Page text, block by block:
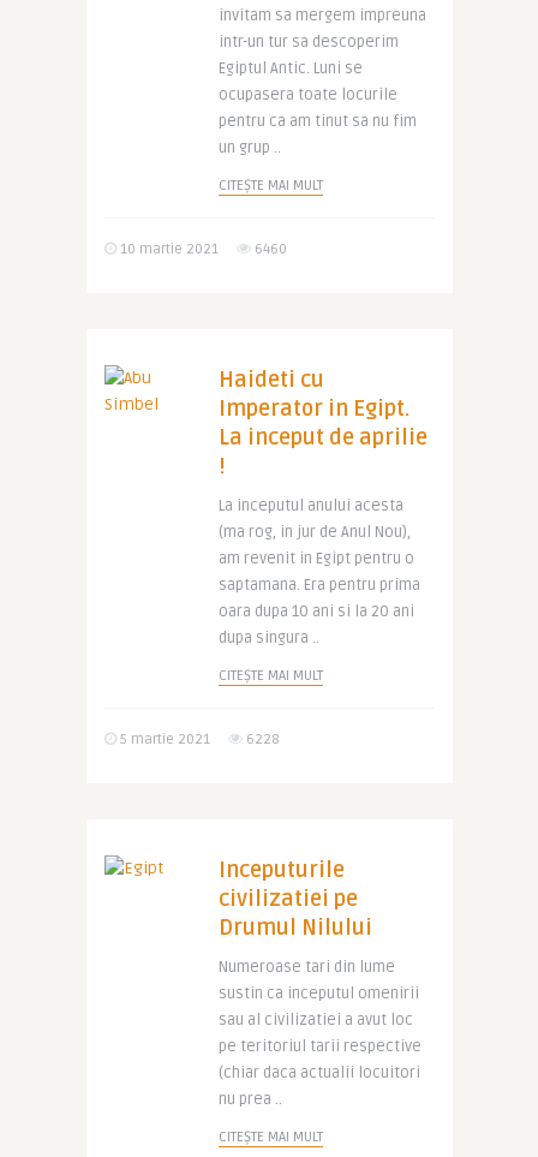
invitam sa mergem impreuna
intr-un tur sa descoperim
Egiptul Antic. Luni se
ocupasera toate locurile
pentru ca am tinut sa nu fim
un grup ..
CITEȘTE MAI MULT
10 martie 2021 6460
Haideti cu
Imperator in Egipt.
La inceput de aprilie
!
La inceputul anului acesta
(ma rog, in jur de Anul Nou),
am revenit in Egipt pentru o
saptamana. Era pentru prima
oara dupa 10 ani si la 20 ani
dupa singura ..
CITEȘTE MAI MULT
5 martie 2021 6228
Inceputurile
civilizatiei pe
Drumul Nilului
Numeroase tari din lume
sustin ca inceputul omenirii
sau al civilizatiei a avut loc
pe teritoriul tarii respective
(chiar daca actualii locuitori
nu prea ..
CITEȘTE MAI MULT